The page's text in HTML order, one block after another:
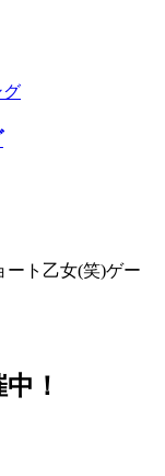
ート乙女(笑)ゲー
！